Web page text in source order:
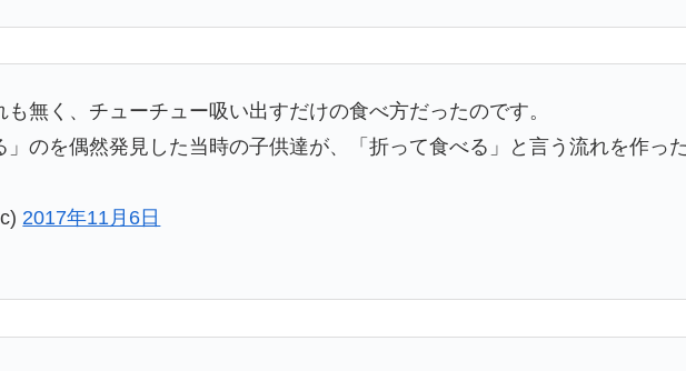
無く、チューチュー吸い出すだけの食べ方だったのです。
」のを偶然発見した当時の子供達が、「折って食べる」と言う流れを作っ
2017年11月6日